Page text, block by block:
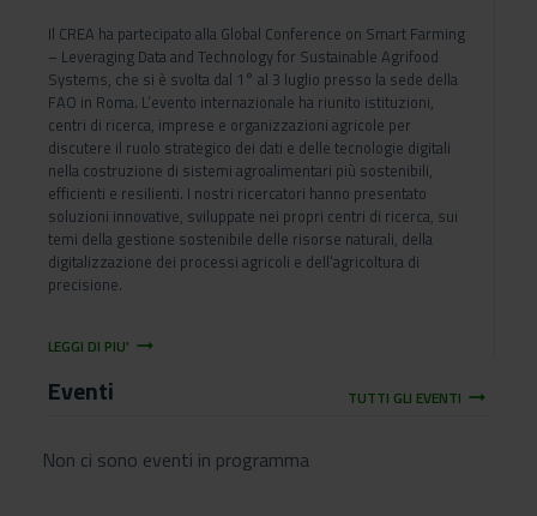
Il CREA ha partecipato alla Global Conference on Smart Farming
– Leveraging Data and Technology for Sustainable Agrifood
Systems, che si è svolta dal 1° al 3 luglio presso la sede della
FAO in Roma. L’evento internazionale ha riunito istituzioni,
centri di ricerca, imprese e organizzazioni agricole per
discutere il ruolo strategico dei dati e delle tecnologie digitali
nella costruzione di sistemi agroalimentari più sostenibili,
efficienti e resilienti. I nostri ricercatori hanno presentato
soluzioni innovative, sviluppate nei propri centri di ricerca, sui
temi della gestione sostenibile delle risorse naturali, della
digitalizzazione dei processi agricoli e dell’agricoltura di
precisione.
LEGGI DI PIU' arrow_right_alt
Eventi TUTTI GLI EVENTI arrow_right_alt
Non ci sono eventi in programma